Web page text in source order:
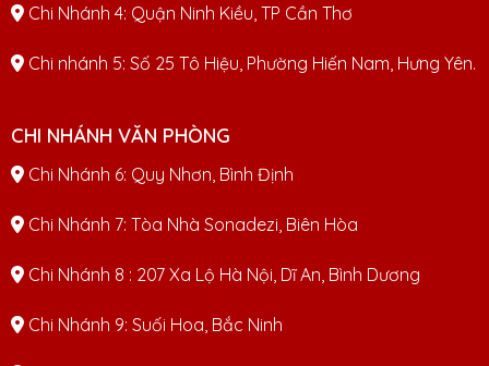
Chi Nhánh 4: Quận Ninh Kiều, TP Cần Thơ
Chi nhánh 5: Số 25 Tô Hiệu, Phường Hiến Nam, Hưng Yên.
CHI NHÁNH VĂN PHÒNG
Chi Nhánh 6: Quy Nhơn, Bình Định
Chi Nhánh 7: Tòa Nhà Sonadezi, Biên Hòa
Chi Nhánh 8 : 207 Xa Lộ Hà Nội, Dĩ An, Bình Dương
Chi Nhánh 9: Suối Hoa, Bắc Ninh